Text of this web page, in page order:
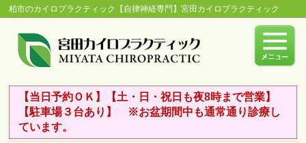
柏市のカイロプラクティック【自律神経専門】宮田カイロプラクティック
【当日予約ＯＫ】【土・日・祝日も夜8時まで営業】
【駐車場３台あり】 ※お盆期間中も通常通り診療し
ています。